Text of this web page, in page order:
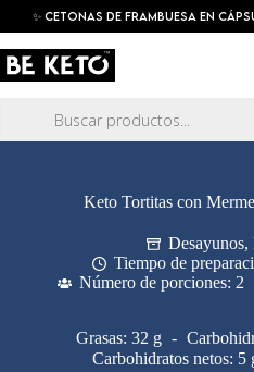
contenido
✨ Cetonas De Frambuesa En
productos
Keto Tortitas con
Desayunos,
Tiempo de
Número de porciones: 2
Grasas: 32 g
Carbohidratos netos: 5